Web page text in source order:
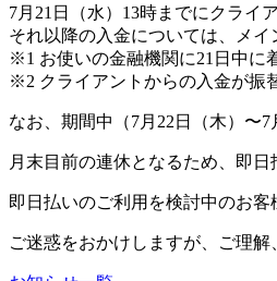
7月21日（水）13時までにクライ
それ以降の入金については、メイ
※1 お使いの金融機関に21日中に
※2 クライアントからの入金が振
なお、期間中（7月22日（木）〜
月末目前の連休となるため、即
即日払いのご利用を検討中のお
ご迷惑をおかけしますが、ご理解